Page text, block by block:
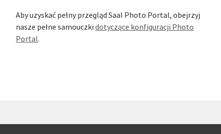
Aby uzyskać pełny przegląd Saal Photo Portal, obejrzyj
nasze pełne samouczki dotyczące konfiguracji Photo
Portal.